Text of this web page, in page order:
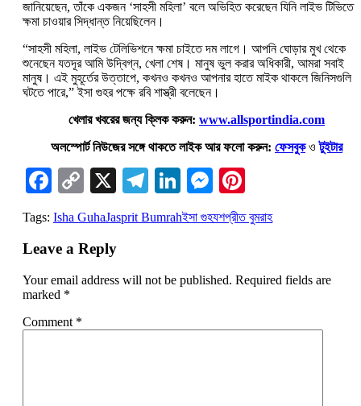
জানিয়েছেন, তাঁকে একজন ‘সাহসী মহিলা’ বলে অভিহিত করেছেন যিনি লাইভ টিভিতে
ক্ষমা চাওয়ার সিদ্ধান্ত নিয়েছিলেন।
“সাহসী মহিলা, লাইভ টেলিভিশনে ক্ষমা চাইতে দম লাগে। আপনি ঘোড়ার মুখ থেকে
শুনেছেন যতদূর আমি উদ্বিগ্ন, খেলা শেষ। মানুষ ভুল করার অধিকারী, আমরা সবাই
মানুষ। এই মুহূর্তের উত্তাপে, কখনও কখনও আপনার হাতে মাইক থাকলে জিনিসগুলি
ঘটতে পারে,” ইসা গুহর পক্ষে রবি শাস্ত্রী বলেছেন।
খেলার খবরের জন্য ক্লিক করুন: www.allsportindia.com
অলস্পোর্ট নিউজের সঙ্গে থাকতে লাইক আর ফলো করুন: ফেসবুকওটুইটার
Facebook
Copy
Link
X Telegram
LinkedIn
Messenger
Tags: Isha GuhaJasprit Bumrahইসা গুহযশপ্রীত বুমরাহ
Leave a Reply
Your email address will not be published. Required fields are
marked *
Comment *